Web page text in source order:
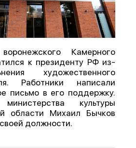
Справочник
API
О проекте
конфиденциальностиКамерного
к президенту РФ из-
художественного
Работники написали
письмо в его поддержку.
культуры
области Михаил Бычков
должности.